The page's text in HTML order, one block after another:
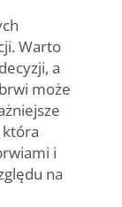
Warto
a
może
która
i
na